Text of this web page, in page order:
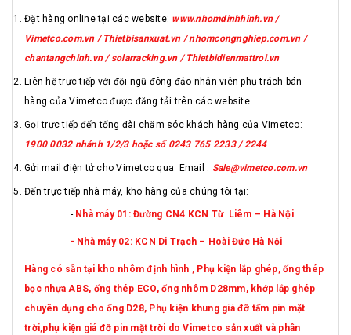
Đặt hàng online tại các website: www.nhomdinhhinh.vn /
Vimetco.com.vn / Thietbisanxuat.vn / nhomcongnghiep.com.vn /
chantangchinh.vn / solarracking.vn / Thietbidienmattroi.vn
Liên hệ trực tiếp với đội ngũ đông đảo nhân viên phụ trách bán
hàng của Vimetco được đăng tải trên các website.
Gọi trực tiếp đến tổng đài chăm sóc khách hàng của Vimetco:
1900 0032 nhánh 1/2/3 hoặc số 0243 765 2233 / 2244
Gửi mail điện tử cho Vimetco qua Email : Sale@vimetco.com.vn
Đến trực tiếp nhà máy, kho hàng của chúng tôi tại:
- Nhà máy 01: Đường CN4 KCN Từ Liêm – Hà Nội
- Nhà máy 02: KCN Di Trạch – Hoài Đức Hà Nội
Hàng có sẵn tại kho nhôm định hình , Phụ kiện lắp ghép, ống thép
bọc nhựa ABS, ống thép ECO, ống nhôm D28mm, khớp lắp ghép
chuyên dụng cho ống D28, Phụ kiện khung giá đỡ tấm pin mặt
trời,phụ kiện giá đỡ pin mặt trời do Vimetco sản xuất và phân